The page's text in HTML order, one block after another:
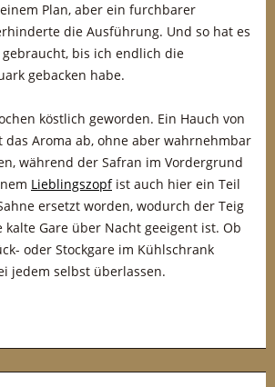
Plan, aber ein furchbarer
die Ausführung. Und so hat es
bis ich endlich die
gebacken habe.
köstlich geworden. Ein Hauch von
das Aroma ab, ohne aber wahrnehmbar
während der Safran im Vordergrund
Lieblingszopfist auch hier ein Teil
ersetzt worden, wodurch der Teig
Gare über Nacht geeigent ist. Ob
oder Stockgare im Kühlschrank
jedem selbst überlassen.